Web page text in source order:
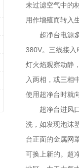
未过滤空气中的
用作增殖而转入
超净台电源
380V。三线接入
灯火焰观察动静
入两相，或三相
使用超净台时就
超净台进风
洗，如发现泡沫
台正面的金属网
可换上新的。超